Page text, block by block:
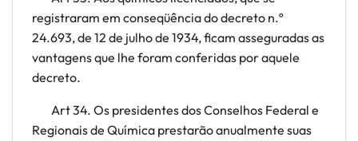
registraram em conseqüência do decreto n.º
24.693, de 12 de julho de 1934, ficam asseguradas as
vantagens que lhe foram conferidas por aquele
decreto.
Art34. Os presidentes dos Conselhos Federal e
Regionais de Química prestarão anualmente suas